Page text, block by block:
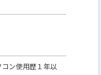
ン使用歴１年以